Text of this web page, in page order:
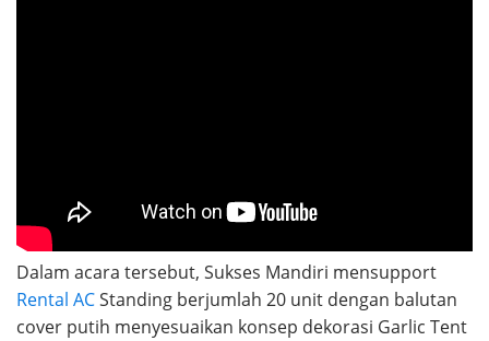
Dalam acara tersebut, Sukses Mandiri mensupport
Rental ACStanding berjumlah 20 unit dengan balutan
cover putih menyesuaikan konsep dekorasi Garlic Tent